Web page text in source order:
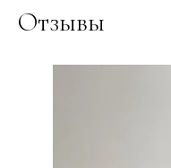
Отзывы